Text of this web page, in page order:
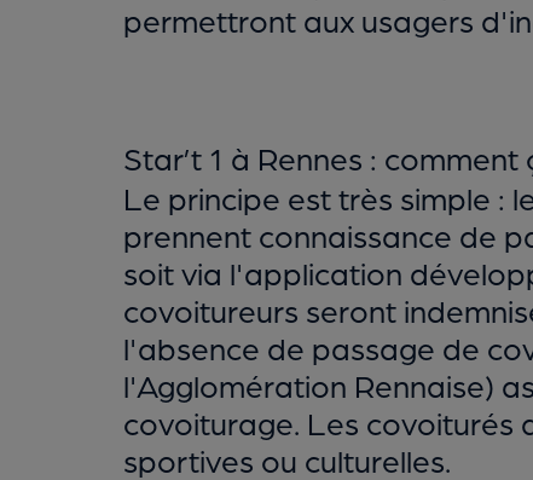
permettront aux usagers
Star’t 1 à Rennes :
Le principe est très simple :
prennent connaissance de
soit via l'application
covoitureurs seront
l'absence de passage de
l'Agglomération Rennaise)
covoiturage. Les covoiturés
sportives ou culturelles.